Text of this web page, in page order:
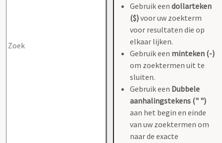
Gebruik een dollarteken
($)voor uw zoekterm
voor resultaten die op
elkaar lijken.
Gebruik een minteken (-)
om zoektermen uit te
sluiten.
Gebruik een Dubbele
aanhalingstekens (" ")
aan het begin en einde
van uw zoektermen om
naar de exacte